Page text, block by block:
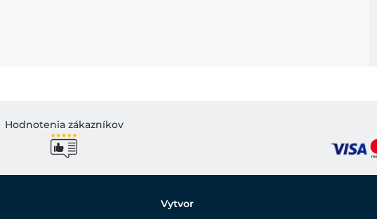
Hodnotenia zákazníkov
Vytvor